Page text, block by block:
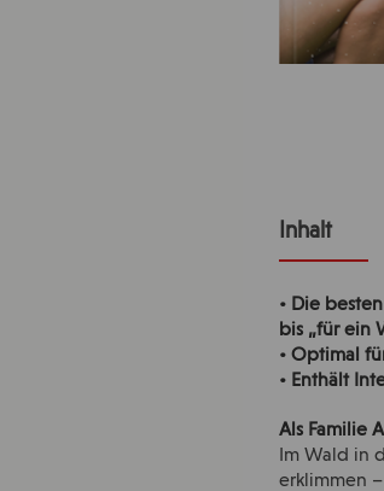
Inhalt
• Die
bis „für ein
• Optimal
• Enthält
Als Familie
Im Wald in
erklimmen